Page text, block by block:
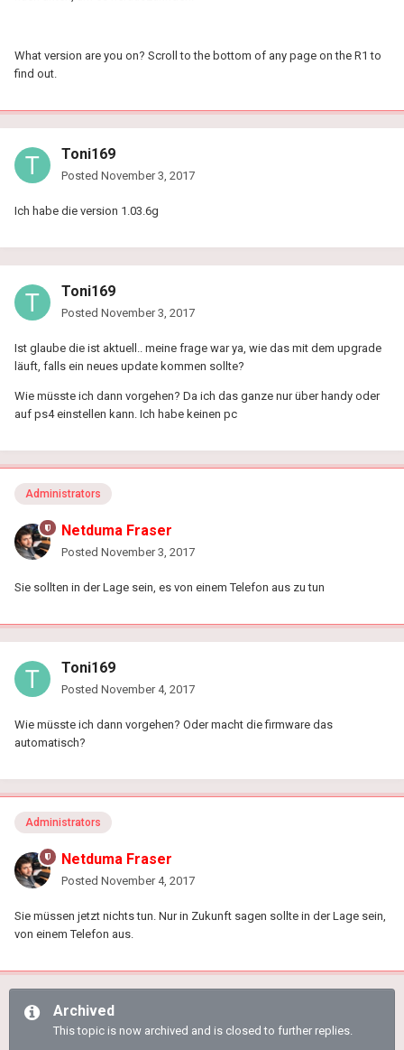
What version are you on? Scroll to the bottom of any page on the R1 to
find out.
Toni169
Posted November 3, 2017
Ich habe die version 1.03.6g
Toni169
Posted November 3, 2017
Ist glaube die ist aktuell.. meine frage war ya, wie das mit dem upgrade
läuft, falls ein neues update kommen sollte?
Wie müsste ich dann vorgehen? Da ich das ganze nur über handy oder
auf ps4 einstellen kann. Ich habe keinen pc
Administrators
Netduma Fraser
Posted November 3, 2017
Sie sollten in der Lage sein, es von einem Telefon aus zu tun
Toni169
Posted November 4, 2017
Wie müsste ich dann vorgehen? Oder macht die firmware das
automatisch?
Administrators
Netduma Fraser
Posted November 4, 2017
Sie müssen jetzt nichts tun. Nur in Zukunft sagen sollte in der Lage sein,
von einem Telefon aus.
Archived
This topic is now archived and is closed to further replies.